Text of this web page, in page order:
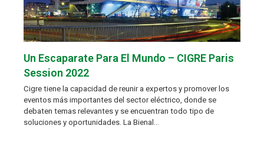
Un Escaparate Para El Mundo – CIGRE Paris
Session 2022
Cigre tiene la capacidad de reunir a expertos y promover los
eventos más importantes del sector eléctrico, donde se
debaten temas relevantes y se encuentran todo tipo de
soluciones y oportunidades. La Bienal…